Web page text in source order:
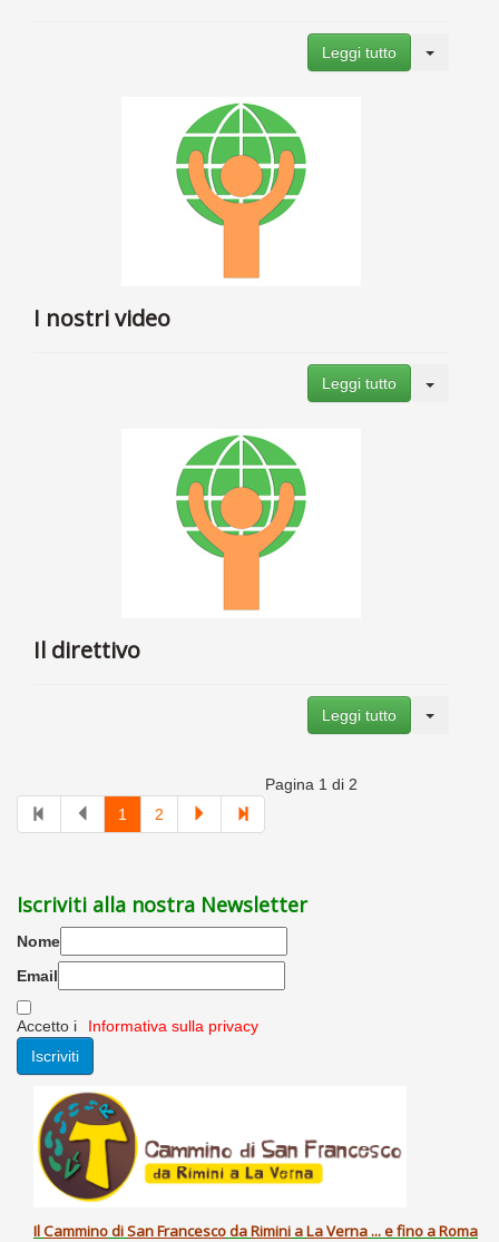
Leggi tutto
I nostri video
Leggi tutto
Il direttivo
Leggi tutto
Pagina 1 di 2
1
2
Iscriviti alla nostra Newsletter
Nome
Email
Accetto i Informativa sulla privacy
IlCamminodiSan FrancescodaRimini aLa Verna... e fino a Roma